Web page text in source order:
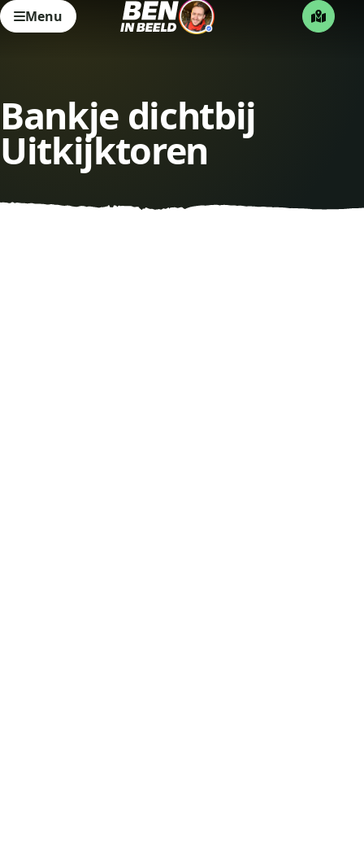
Menu
Bankje dichtbij
Uitkijktoren